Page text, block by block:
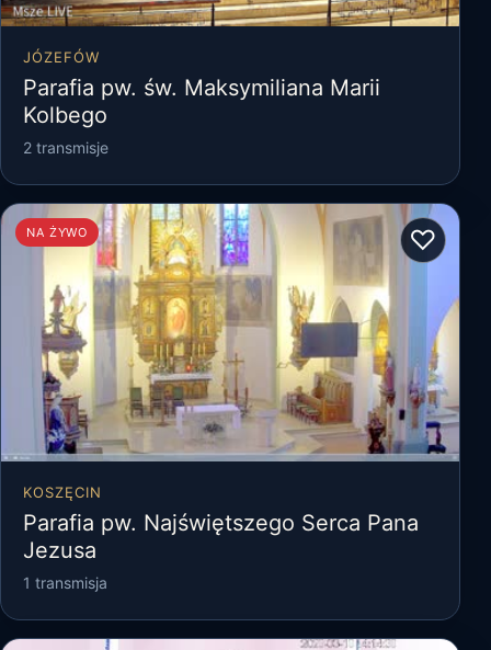
JÓZEFÓW
Parafia pw. św. Maksymiliana Marii
Kolbego
2 transmisje
NA ŻYWO ♡
KOSZĘCIN
Parafia pw. Najświętszego Serca Pana
Jezusa
1 transmisja